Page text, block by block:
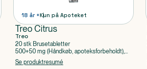
18 år +Kun på Apoteket
Treo Citrus
Treo
20 stk Brusetabletter
500+50 mg (Håndkøb, apoteksforbeholdt),
Acetylsalicylsyre, Caffein
Se produktresumé